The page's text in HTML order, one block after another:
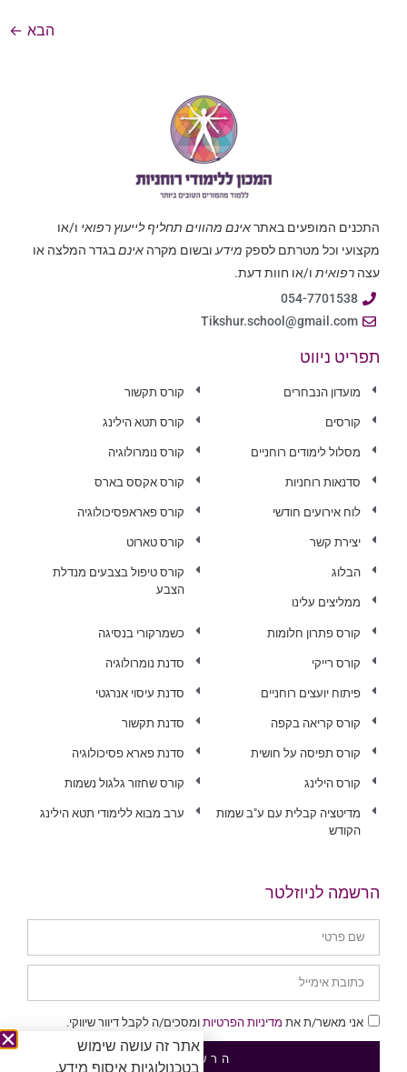
הבא ←
התכנים המופעים באתראינם מהווים תחליף לייעוץ רפואי ו/או
מקצועי וכל מטרתם לספק מידע ובשום מקרה אינםבגדר המלצה או
עצה רפואית ו/או חוות דעת.
054-7701538
Tikshur.school@gmail.com
תפריט ניווט
מועדון הנבחרים
קורסים
מסלול לימודים רוחניים
סדנאות רוחניות
לוח אירועים חודשי
יצירת קשר
הבלוג
ממליצים עלינו
קורס תקשור
קורס תטא הילינג
קורס נומרולוגיה
קורס אקסס בארס
קורס פאראפסיכולוגיה
קורס טארוט
קורס טיפול בצבעים מנדלת
הצבע
קורס פתרון חלומות
קורס רייקי
פיתוח יועצים רוחניים
קורס קריאה בקפה
קורס תפיסה על חושית
קורס הילינג
מדיטציה קבלית עם ע"ב שמות
הקודש
כשמרקורי בנסיגה
סדנת נומרולוגיה
סדנת עיסוי אנרגטי
סדנת תקשור
סדנת פארא פסיכולוגיה
קורס שחזור גלגול נשמות
ערב מבוא ללימודי תטא הילינג
הרשמה לניוזלטר
אני מאשר/ת את מדיניות הפרטיות ומסכים/ה לקבל דיוור שיווקי.
הרשמה
אתר זה עושה שימוש
בטכנולוגיות איסוף מידע,